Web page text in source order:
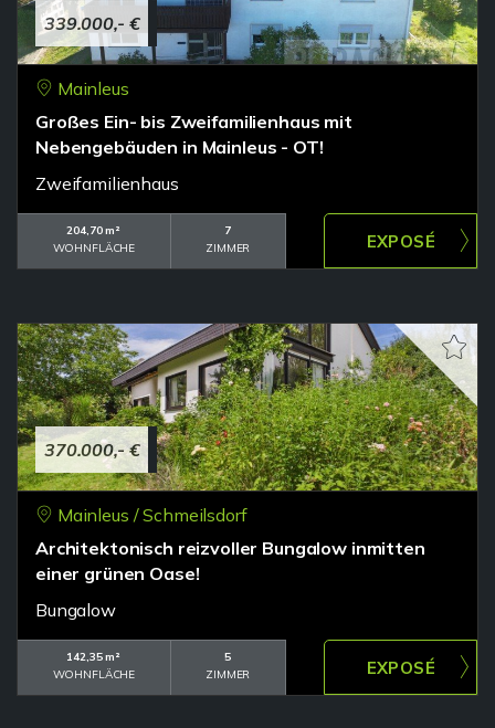
339.000,- €
Mainleus
Großes Ein- bis Zweifamilienhaus mit
Nebengebäuden in Mainleus - OT!
Zweifamilienhaus
204,70 m²
WOHNFLÄCHE
7
ZIMMER
370.000,- €
Mainleus / Schmeilsdorf
Architektonisch reizvoller Bungalow inmitten
einer grünen Oase!
Bungalow
142,35 m²
WOHNFLÄCHE
5
ZIMMER